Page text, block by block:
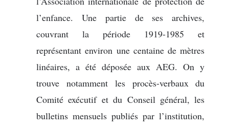
l’enfance. Une partie de ses archives,
couvrant la période 1919-1985 et
représentant environ une centaine de mètres
linéaires, a été déposée aux AEG. On y
trouve notamment les procès-verbaux du
Comité exécutif et du Conseil général, les
bulletins mensuels publiés par l’institution,